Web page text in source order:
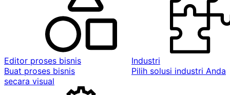
Editor proses bisnis
Buat proses bisnis
secara visual
Industri
Pilih solusi industri Anda